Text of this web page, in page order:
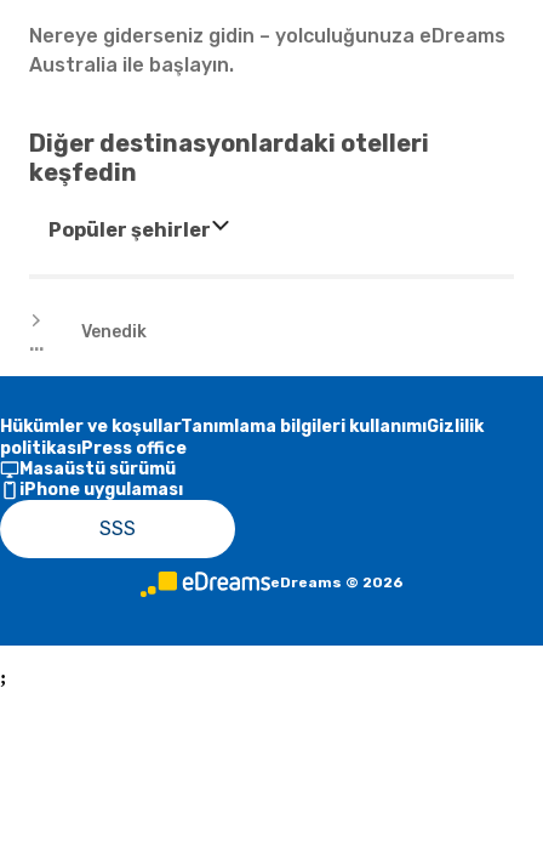
Nereye giderseniz gidin – yolculuğunuza eDreams
Australia ile başlayın.
Diğer destinasyonlardaki otelleri
keşfedin
Popüler şehirler
...
Venedik
Hükümler ve koşullarTanımlama bilgileri kullanımıGizlilik
politikasıPress office
Masaüstü sürümü
iPhone uygulaması
SSS
eDreams © 2026
;